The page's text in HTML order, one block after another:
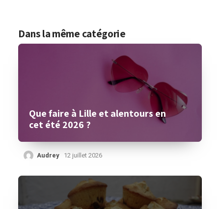
Dans la même catégorie
Que faire à Lille et alentours en
cet été 2026 ?
Audrey 12 juillet 2026